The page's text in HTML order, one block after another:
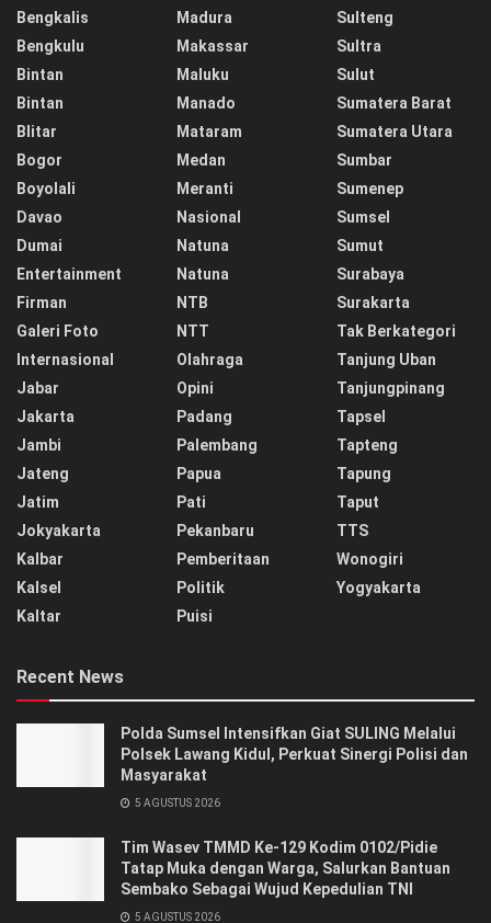
Bengkalis
Bengkulu
Bintan
Bintan
Blitar
Bogor
Boyolali
Davao
Dumai
Entertainment
Firman
Galeri Foto
Internasional
Jabar
Jakarta
Jambi
Jateng
Jatim
Jokyakarta
Kalbar
Kalsel
Kaltar
Madura
Makassar
Maluku
Manado
Mataram
Medan
Meranti
Nasional
Natuna
Natuna
NTB
NTT
Olahraga
Opini
Padang
Palembang
Papua
Pati
Pekanbaru
Pemberitaan
Politik
Puisi
Sulteng
Sultra
Sulut
Sumatera Barat
Sumatera Utara
Sumbar
Sumenep
Sumsel
Sumut
Surabaya
Surakarta
Tak Berkategori
Tanjung Uban
Tanjungpinang
Tapsel
Tapteng
Tapung
Taput
TTS
Wonogiri
Yogyakarta
Recent News
Polda Sumsel Intensifkan Giat SULING Melalui
Polsek Lawang Kidul, Perkuat Sinergi Polisi dan
Masyarakat
5 AGUSTUS 2026
Tim Wasev TMMD Ke-129 Kodim 0102/Pidie
Tatap Muka dengan Warga, Salurkan Bantuan
Sembako Sebagai Wujud Kepedulian TNI
5 AGUSTUS 2026